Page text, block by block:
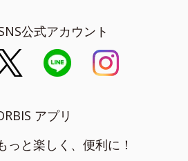
公式アカウント
アプリ
っと楽しく、便利に！